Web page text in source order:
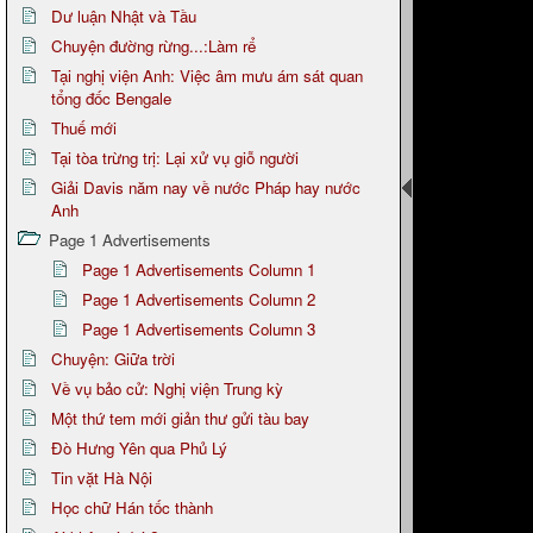
Dư luận Nhật và Tầu
Chuyện đường rừng...:Làm rể
Tại nghị viện Anh: Việc âm mưu ám sát quan
tổng đốc Bengale
Thuế mới
Tại tòa trừng trị: Lại xử vụ giỗ người
Giải Davis năm nay về nước Pháp hay nước
Anh
Page 1 Advertisements
Page 1 Advertisements Column 1
Page 1 Advertisements Column 2
Page 1 Advertisements Column 3
Chuyện: Giữa trời
Về vụ bảo cử: Nghị viện Trung kỳ
Một thứ tem mới giản thư gửi tàu bay
Đò Hưng Yên qua Phủ Lý
Tin vặt Hà Nội
Học chữ Hán tốc thành